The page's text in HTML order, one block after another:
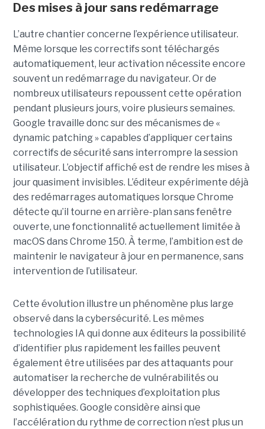
Des mises à jour sans redémarrage
L’autre chantier concerne l’expérience utilisateur.
Même lorsque les correctifs sont téléchargés
automatiquement, leur activation nécessite encore
souvent un redémarrage du navigateur. Or de
nombreux utilisateurs repoussent cette opération
pendant plusieurs jours, voire plusieurs semaines.
Google travaille donc sur des mécanismes de «
dynamic patching » capables d’appliquer certains
correctifs de sécurité sans interrompre la session
utilisateur. L’objectif affiché est de rendre les mises à
jour quasiment invisibles. L’éditeur expérimente déjà
des redémarrages automatiques lorsque Chrome
détecte qu’il tourne en arrière-plan sans fenêtre
ouverte, une fonctionnalité actuellement limitée à
macOS dans Chrome 150. À terme, l’ambition est de
maintenir le navigateur à jour en permanence, sans
intervention de l’utilisateur.
Cette évolution illustre un phénomène plus large
observé dans la cybersécurité. Les mêmes
technologies IA qui donne aux éditeurs la possibilité
d’identifier plus rapidement les failles peuvent
également être utilisées par des attaquants pour
automatiser la recherche de vulnérabilités ou
développer des techniques d’exploitation plus
sophistiquées. Google considère ainsi que
l’accélération du rythme de correction n’est plus un